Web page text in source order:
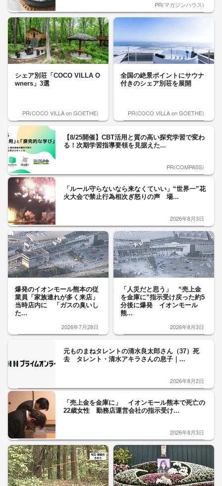
PR(マガジンハウス)
シェア別荘「COCO VILLA O
wners」3選
PR(COCO VILLA on GOETHE)
全国の絶景ポイントにサウナ
付きのシェア別荘を展開
PR(COCO VILLA on GOETHE)
【8/25開催】CBT活用と質の高い探究学習で変わ
る！次期学習指導要領を見据えた...
PR(COMPASS)
「ルール守らないなら来なくていい」“世界一”花
火大会で禁止行為相次ぎ怒りの声 場...
2026年8月3日
爆発のイオンモール熊本の従
業員「家族連れが多く来店」
当時店内に 「ガスの臭いし
た...
2026年7月28日
「人災だと思う」 “売上金
を金庫に”指示受け戻った約5
分後に爆発 イオンモール
熊...
2026年8月3日
元ものまねタレントの清水良太郎さん（37）死
去 タレント・清水アキラさんの息子｜...
2026年8月2日
「売上金を金庫に」 イオンモール熊本で死亡の
22歳女性 勤務店運営会社の指示受け...
2026年8月3日